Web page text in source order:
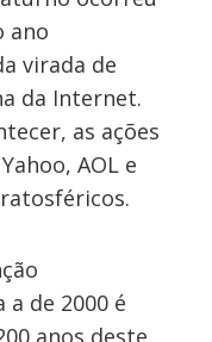
ano
virada de
da Internet.
as ações
AOL e
de 2000 é
anos deste